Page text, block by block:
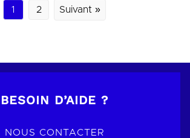
1 2 Suivant »
BESOIN D’AIDE ?
NOUS CONTACTER